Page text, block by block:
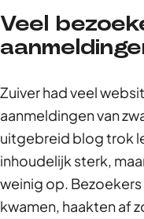
Veel
Zuiver had veel
aanmeldingen van
uitgebreid blog trok
inhoudelijk sterk,
weinig op.
kwamen, haakten af